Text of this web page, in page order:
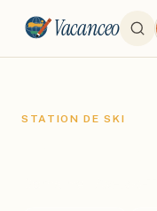
Vacanceo
STATION DE SKI